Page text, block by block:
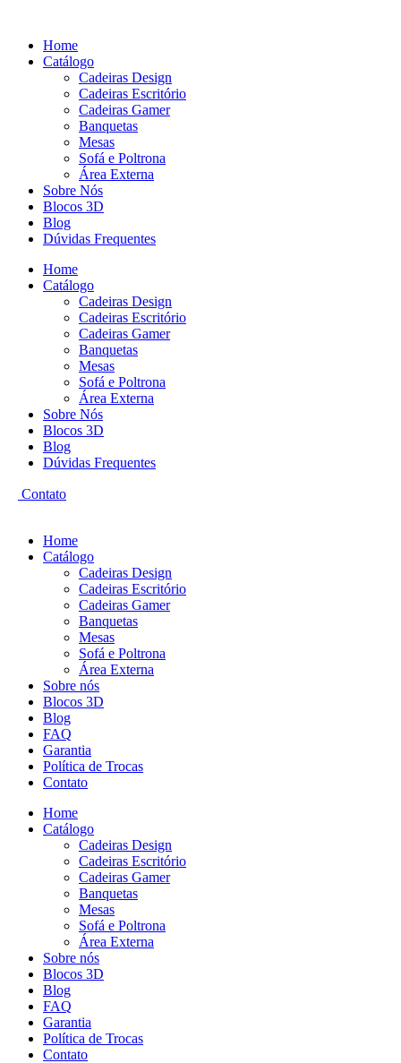
conteúdo
Home
Catálogo
Cadeiras Design
Cadeiras Escritório
Cadeiras Gamer
Banquetas
Mesas
Sofá e Poltrona
Área Externa
Sobre Nós
Blocos 3D
Blog
Dúvidas Frequentes
Home
Catálogo
Cadeiras Design
Cadeiras Escritório
Cadeiras Gamer
Banquetas
Mesas
Sofá e Poltrona
Área Externa
Sobre Nós
Blocos 3D
Blog
Dúvidas Frequentes
Contato
Home
Catálogo
Cadeiras Design
Cadeiras Escritório
Cadeiras Gamer
Banquetas
Mesas
Sofá e Poltrona
Área Externa
Sobre nós
Blocos 3D
Blog
FAQ
Garantia
Política de Trocas
Contato
Home
Catálogo
Cadeiras Design
Cadeiras Escritório
Cadeiras Gamer
Banquetas
Mesas
Sofá e Poltrona
Área Externa
Sobre nós
Blocos 3D
Blog
FAQ
Garantia
Política de Trocas
Contato